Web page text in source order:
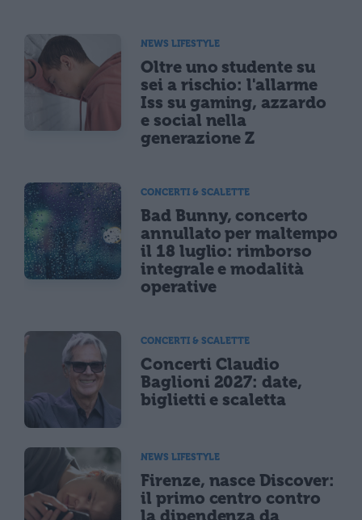
NEWS LIFESTYLE
Oltre uno studente su
sei a rischio: l'allarme
Iss su gaming, azzardo
e social nella
generazione Z
CONCERTI & SCALETTE
Bad Bunny, concerto
annullato per maltempo
il 18 luglio: rimborso
integrale e modalità
operative
CONCERTI & SCALETTE
Concerti Claudio
Baglioni 2027: date,
biglietti e scaletta
NEWS LIFESTYLE
Firenze, nasce Discover:
il primo centro contro